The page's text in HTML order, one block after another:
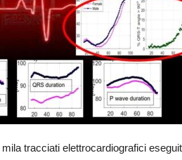
tracciati elettrocardiografici